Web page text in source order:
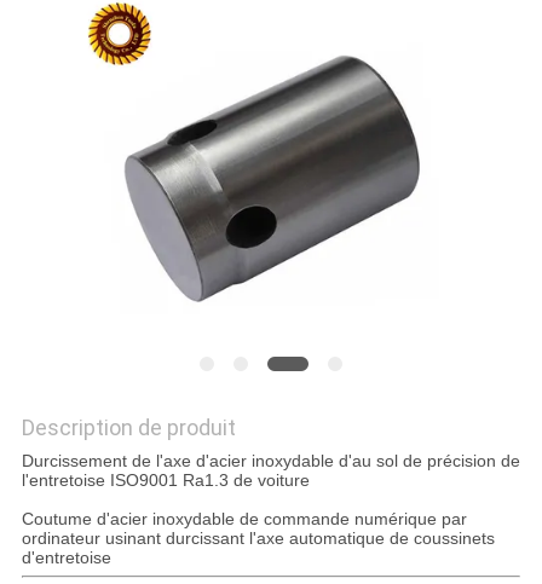
DEVIS
POLITIQUE
CONFIDENTIALITÉ
Description de produit
Durcissement de l'axe d'acier inoxydable d'au sol de précision de
l'entretoise ISO9001 Ra1.3 de voiture
Coutume d'acier inoxydable de commande numérique par
ordinateur usinant durcissant l'axe automatique de coussinets
d'entretoise